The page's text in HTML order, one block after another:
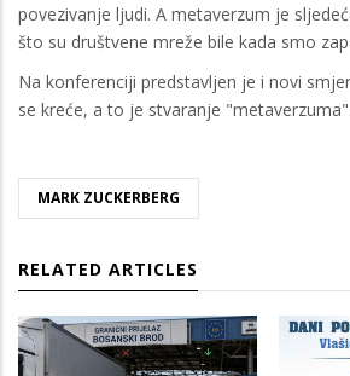
povezivanje ljudi. A metaverzum je
što su društvene mreže bile kada smo
Na konferenciji predstavljen je i novi
se kreće, a to je stvaranje "metaverzuma".
MARK ZUCKERBERG
RELATED ARTICLES